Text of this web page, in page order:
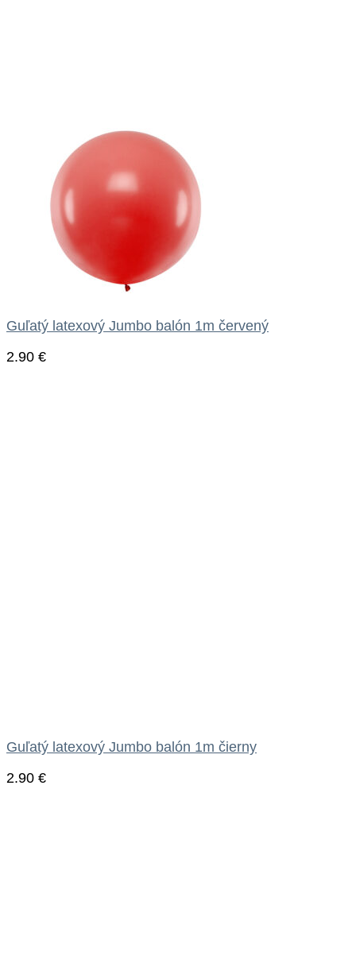
Guľatý latexový Jumbo balón 1m červený
2.90 €
Guľatý latexový Jumbo balón 1m čierny
2.90 €